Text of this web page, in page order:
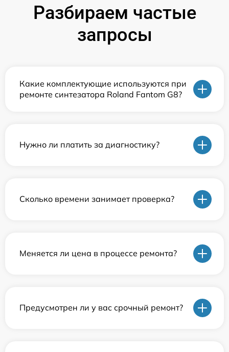
Разбираем частые
запросы
Какие комплектующие используются при
ремонте синтезатора Roland Fantom G8?
Нужно ли платить за диагностику?
Сколько времени занимает проверка?
Меняется ли цена в процессе ремонта?
Предусмотрен ли у вас срочный ремонт?